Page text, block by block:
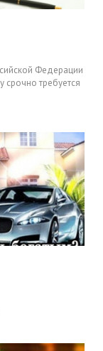
Федерации
срочно требуется